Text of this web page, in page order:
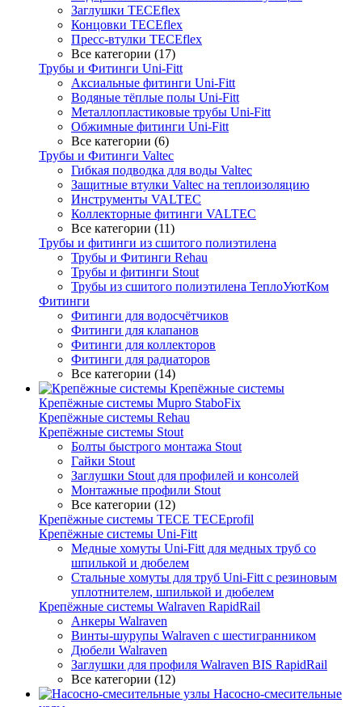
Заглушки TECEflex
Концовки TECEflex
Пресс-втулки TECEflex
Все категории (17)
Трубы и Фитинги Uni-Fitt
Аксиальные фитинги Uni-Fitt
Водяные тёплые полы Uni-Fitt
Металлопластиковые трубы Uni-Fitt
Обжимные фитинги Uni-Fitt
Все категории (6)
Трубы и Фитинги Valtec
Гибкая подводка для воды Valtec
Защитные втулки Valtec на теплоизоляцию
Инструменты VALTEC
Коллекторные фитинги VALTEC
Все категории (11)
Трубы и фитинги из сшитого полиэтилена
Трубы и Фитинги Rehau
Трубы и фитинги Stout
Трубы из сшитого полиэтилена ТеплоУютКом
Фитинги
Фитинги для водосчётчиков
Фитинги для клапанов
Фитинги для коллекторов
Фитинги для радиаторов
Все категории (14)
Крепёжные системы
Крепёжные системы Mupro StaboFix
Крепёжные системы Rehau
Крепёжные системы Stout
Болты быстрого монтажа Stout
Гайки Stout
Заглушки Stout для профилей и консолей
Монтажные профили Stout
Все категории (12)
Крепёжные системы TECE TECEprofil
Крепёжные системы Uni-Fitt
Медные хомуты Uni-Fitt для медных труб со
шпилькой и дюбелем
Стальные хомуты для труб Uni-Fitt с резиновым
уплотнителем, шпилькой и дюбелем
Крепёжные системы Walraven RapidRail
Анкеры Walraven
Винты-шурупы Walraven с шестигранником
Дюбели Walraven
Заглушки для профиля Walraven BIS RapidRail
Все категории (12)
Насосно-смесительные